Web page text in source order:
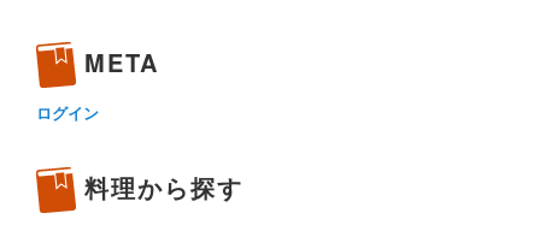
META
ログイン
料理から探す